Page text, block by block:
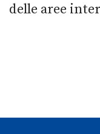
delle aree